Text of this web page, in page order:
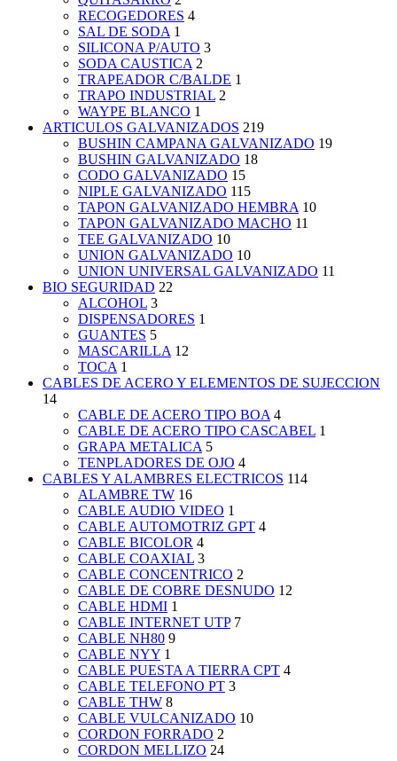
RECOGEDORES 4
SAL DE SODA 1
SILICONA P/AUTO 3
SODA CAUSTICA 2
TRAPEADOR C/BALDE 1
TRAPO INDUSTRIAL 2
WAYPE BLANCO 1
ARTICULOS GALVANIZADOS 219
BUSHIN CAMPANA GALVANIZADO 19
BUSHIN GALVANIZADO 18
CODO GALVANIZADO 15
NIPLE GALVANIZADO 115
TAPON GALVANIZADO HEMBRA 10
TAPON GALVANIZADO MACHO 11
TEE GALVANIZADO 10
UNION GALVANIZADO 10
UNION UNIVERSAL GALVANIZADO 11
BIO SEGURIDAD 22
ALCOHOL 3
DISPENSADORES 1
GUANTES 5
MASCARILLA 12
TOCA 1
CABLES DE ACERO Y ELEMENTOS DE SUJECCION
14
CABLE DE ACERO TIPO BOA 4
CABLE DE ACERO TIPO CASCABEL 1
GRAPA METALICA 5
TENPLADORES DE OJO 4
CABLES Y ALAMBRES ELECTRICOS 114
ALAMBRE TW 16
CABLE AUDIO VIDEO 1
CABLE AUTOMOTRIZ GPT 4
CABLE BICOLOR 4
CABLE COAXIAL 3
CABLE CONCENTRICO 2
CABLE DE COBRE DESNUDO 12
CABLE HDMI 1
CABLE INTERNET UTP 7
CABLE NH80 9
CABLE NYY 1
CABLE PUESTA A TIERRA CPT 4
CABLE TELEFONO PT 3
CABLE THW 8
CABLE VULCANIZADO 10
CORDON FORRADO 2
CORDON MELLIZO 24